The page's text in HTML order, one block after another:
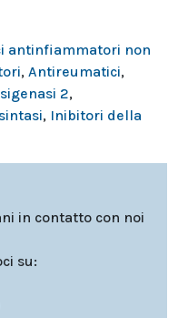
antinfiammatori non
, Antireumatici,
2,
, Inibitori della
in contatto con noi
su: